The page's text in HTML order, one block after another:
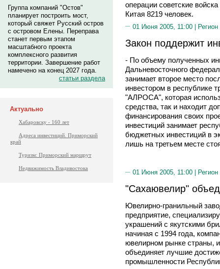
Группа компаний "Остов"
планирует построить мост,
который свяжет Русский остров
с островом Елены. Переправа
станет первым этапом
масштабного проекта
комплексного развития
территории. Завершение работ
намечено на конец 2027 года.
статьи раздела
Актуально
Хабаровску - 160 лет
Адреса инвестиций. Приморский
край
Туризм: Приморский маршрут
Недвижимость Владивостока
операции советские
Китая 8219 человек.
01 Июня 2005, 11:00 | Регион
Закон поддержит
- По объему полученных
Дальневосточного
занимает второе место
инвестором в республике
"АЛРОСА", которая
средства, так и находит
финансирования своих
инвестиций занимает
бюджетных инвестиций в
лишь на третьем месте
01 Июня 2005, 11:00 |
"Сахаювелир"
Ювелирно-гранильный
предприятие,
украшений с якутскими
начиная с 1994 года,
ювелирном рынке страны,
объединяет лучшие
промышленности